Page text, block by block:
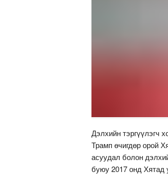
Дэлхийн тэргүүлэгч
Трамп өчигдөр орой
асуудал болон
буюу 2017 онд Хятад